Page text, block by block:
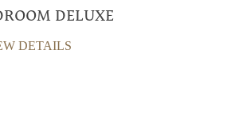
DELUXE
DETAILS